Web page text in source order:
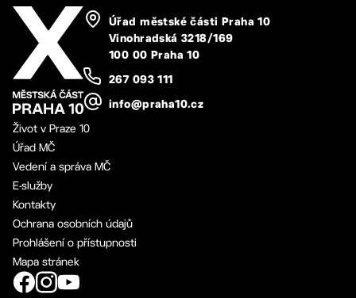
Úřad městské části Praha 10
Vinohradská 3218/169
100 00 Praha 10
267 093 111
info@praha10.cz
Život v Praze 10
Úřad MČ
Vedení a správa MČ
E-služby
Kontakty
Ochrana osobních údajů
Prohlášení o přístupnosti
Mapa stránek